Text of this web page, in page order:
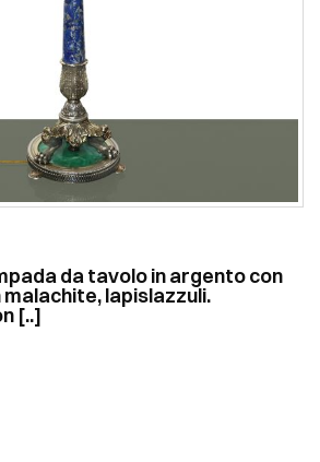
da tavolo in argento con
lapislazzuli.
[..]